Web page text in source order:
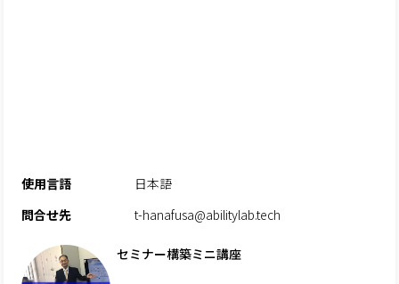
使用言語
日本語
問合せ先
t-hanafusa@abilitylab.tech
セミナー構築ミニ講座